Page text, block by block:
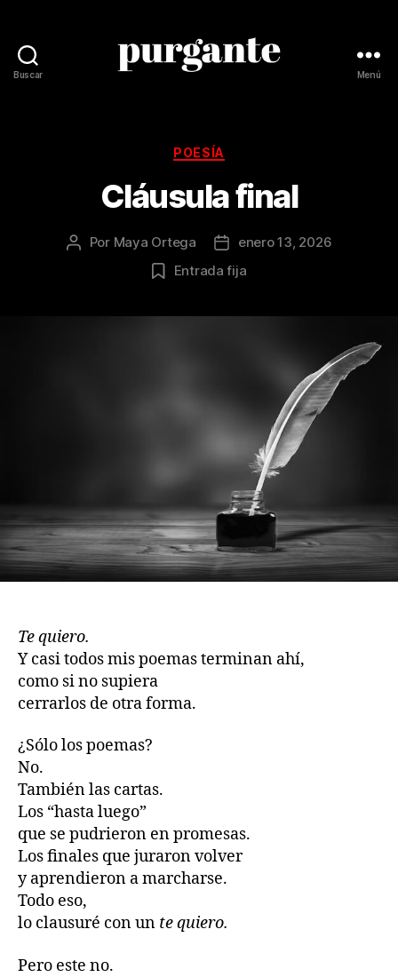
Buscar Menú
Categorías
POESÍA
Cláusula final
Autor
Por Maya Ortega
Fecha
de
enero 13, 2026
Entrada fija
Te quiero.
Y casi todos mis poemas terminan ahí,
como si no supiera
cerrarlos de otra forma.
¿Sólo los poemas?
No.
También las cartas.
Los “hasta luego”
que se pudrieron en promesas.
Los finales que juraron volver
y aprendieron a marcharse.
Todo eso,
lo clausuré con un te quiero.
Pero este no.